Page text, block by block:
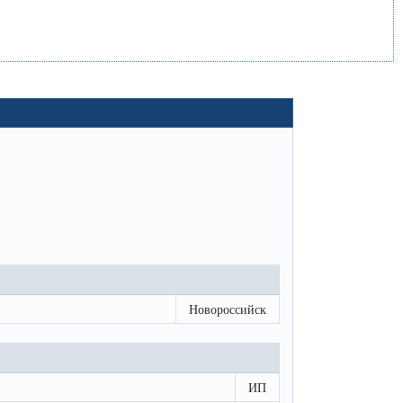
Новороссийск
ИП